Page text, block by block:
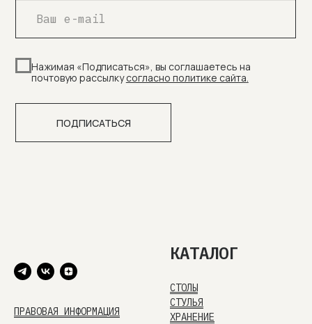
ПРАВОВАЯ ИНФОРМАЦИЯ
КАТАЛОГ
СТОЛЫ
СТУЛЬЯ
ХРАНЕНИЕ